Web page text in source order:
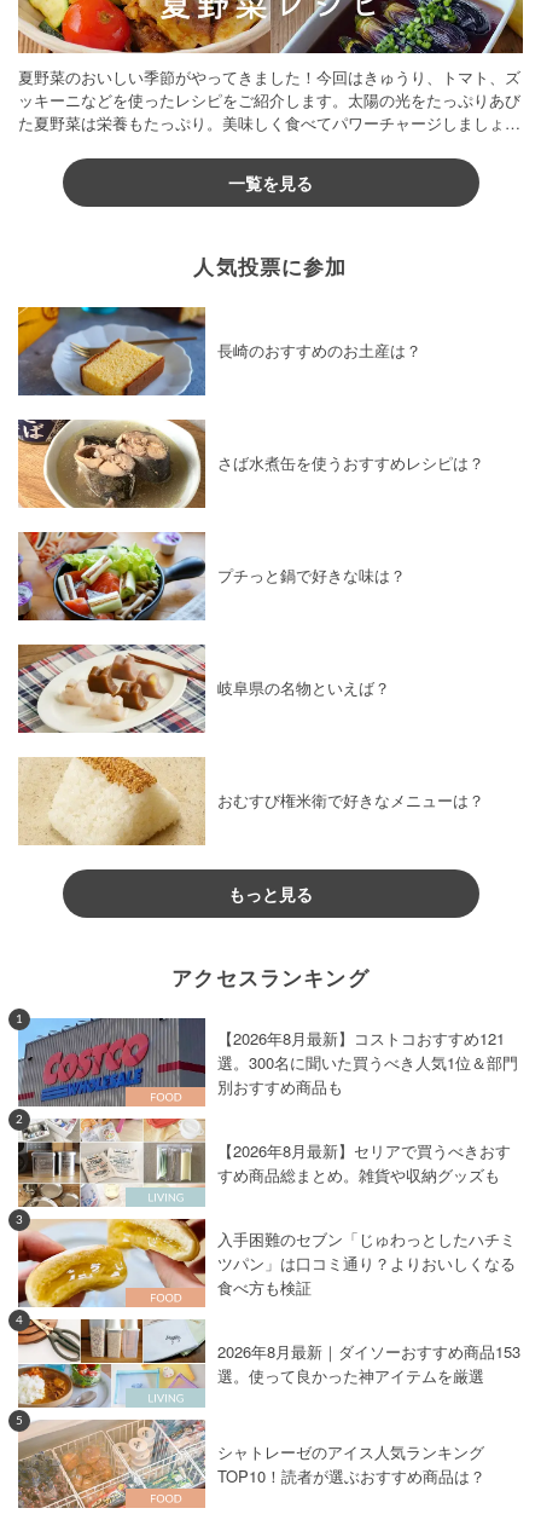
夏野菜のおいしい季節がやってきました！今回はきゅうり、トマト、ズ
ッキーニなどを使ったレシピをご紹介します。太陽の光をたっぷりあび
た夏野菜は栄養もたっぷり。美味しく食べてパワーチャージしましょう
一覧を見る
人気投票に参加
長崎のおすすめのお土産は？
さば水煮缶を使うおすすめレシピは？
プチっと鍋で好きな味は？
岐阜県の名物といえば？
おむすび権米衛で好きなメニューは？
もっと見る
アクセスランキング
1
【2026年8月最新】コストコおすすめ121
選。300名に聞いた買うべき人気1位＆部門
別おすすめ商品も
2
【2026年8月最新】セリアで買うべきおす
すめ商品総まとめ。雑貨や収納グッズも
3
入手困難のセブン「じゅわっとしたハチミ
ツパン」は口コミ通り？よりおいしくなる
食べ方も検証
4
2026年8月最新｜ダイソーおすすめ商品153
選。使って良かった神アイテムを厳選
5
シャトレーゼのアイス人気ランキング
TOP10！読者が選ぶおすすめ商品は？